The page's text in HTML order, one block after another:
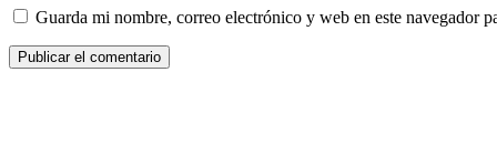
Guarda mi nombre, correo electrónico y web en este navegador